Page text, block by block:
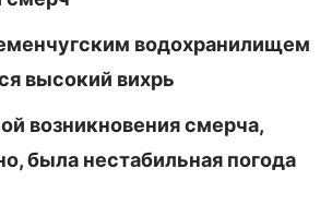
водохранилищем
высокий вихрь
возникновения смерча,
была нестабильная погода